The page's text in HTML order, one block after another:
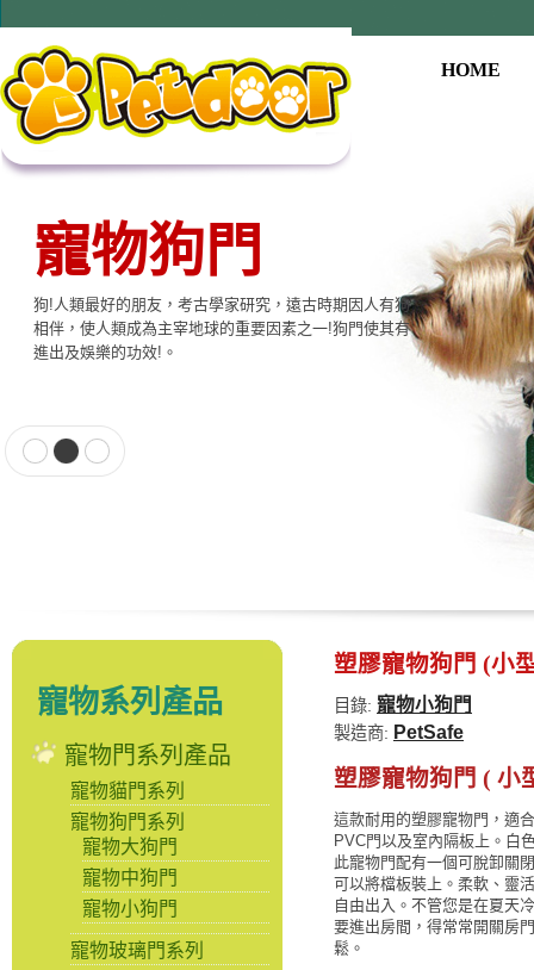
HOME
寵物狗門
狗!人類最好的朋友，考古學家研究，遠古時期因人有狗
相伴，使人類成為主宰地球的重要因素之一!狗門使其有
進出及娛樂的功效!。
寵物系列產品
寵物門系列產品
寵物貓門系列
寵物狗門系列
寵物大狗門
寵物中狗門
寵物小狗門
寵物玻璃門系列
塑膠寵物狗門 (小
目錄: 寵物小狗門
製造商: PetSafe
塑膠寵物狗門 ( 小
這款耐用的塑膠寵物門，適
PVC門以及室內隔板上。白
此寵物門配有一個可脫卸關
可以將檔板裝上。柔軟、靈
自由出入。不管您是在夏天
要進出房間，得常常開關房
鬆。